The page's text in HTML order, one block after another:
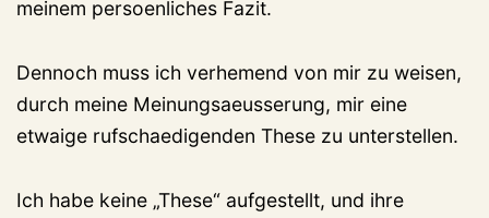
meinem persoenliches Fazit.
Dennoch muss ich verhemend von mir zu weisen,
durch meine Meinungsaeusserung, mir eine
etwaige rufschaedigenden These zu unterstellen.
Ich habe keine „These“ aufgestellt, und ihre